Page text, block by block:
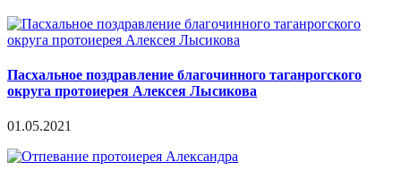
Пасхальное поздравление благочинного таганрогского
округа протоиерея Алексея Лысикова
01.05.2021